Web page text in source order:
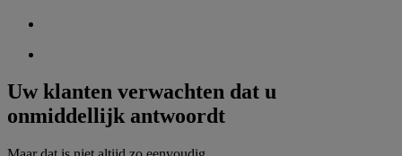
Uw klanten verwachten dat u
onmiddellijk antwoordt